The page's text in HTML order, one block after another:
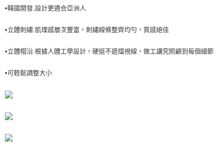
每筆NT$60，滿NT$499(含以上)免運費
宅配滿699免運
•韓國開發,設計更適合亞洲人
•立體刺繡:肌理感層次豐富，刺繡線條整齊均勻，質感絕佳
•立體帽沿:根據人體工學設計，硬挺不遮擋視線，做工講究照顧到每個細節
•可輕鬆調整大小